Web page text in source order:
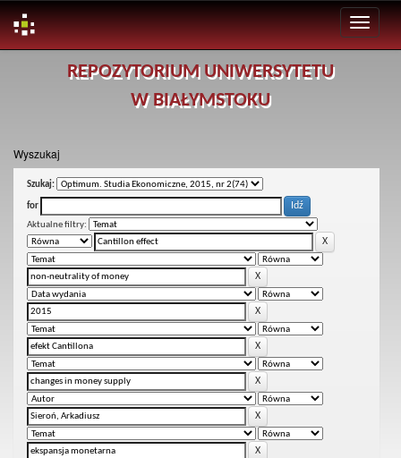
REPOZYTORIUM UNIWERSYTETU
W BIAŁYMSTOKU
Wyszukaj
Szukaj:
for
Aktualne filtry: